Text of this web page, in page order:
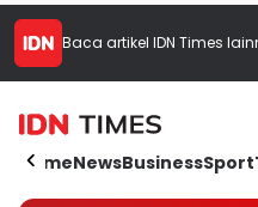
Baca artikel IDN Times
HomeNewsBusinessSport